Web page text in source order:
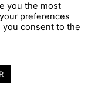
ago
you the most
preferences
you consent to the